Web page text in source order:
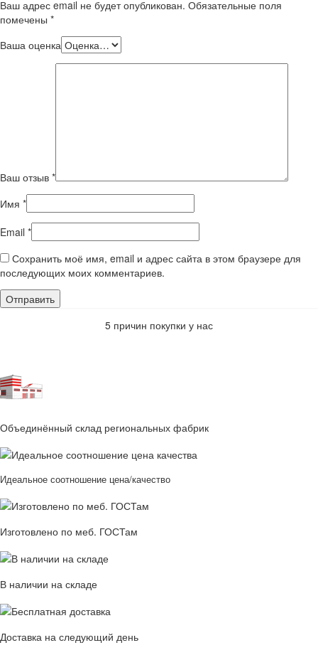
Ваш адрес email не будет опубликован. Обязательные поля
помечены *
Ваша оценка
Ваш отзыв *
Имя *
Email *
Сохранить моё имя, email и адрес сайта в этом браузере для
последующих моих комментариев.
5 причин покупки у нас
Объединённый склад региональных фабрик
Идеальное соотношение цена/качество
Изготовлено по меб. ГОСТам
В наличии на складе
Доставка на следующий день